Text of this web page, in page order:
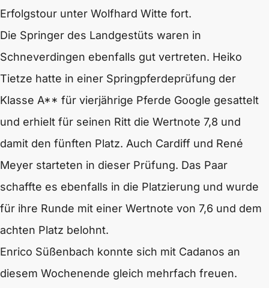
Erfolgstour unter Wolfhard Witte fort.
Die Springer des Landgestüts waren in
Schneverdingen ebenfalls gut vertreten. Heiko
Tietze hatte in einer Springpferdeprüfung der
Klasse A** für vierjährige Pferde Google gesattelt
und erhielt für seinen Ritt die Wertnote 7,8 und
damit den fünften Platz. Auch Cardiff und René
Meyer starteten in dieser Prüfung. Das Paar
schaffte es ebenfalls in die Platzierung und wurde
für ihre Runde mit einer Wertnote von 7,6 und dem
achten Platz belohnt.
Enrico Süßenbach konnte sich mit Cadanos an
diesem Wochenende gleich mehrfach freuen.